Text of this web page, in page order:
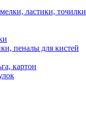
ластики, точилки
пеналы для кистей
картон